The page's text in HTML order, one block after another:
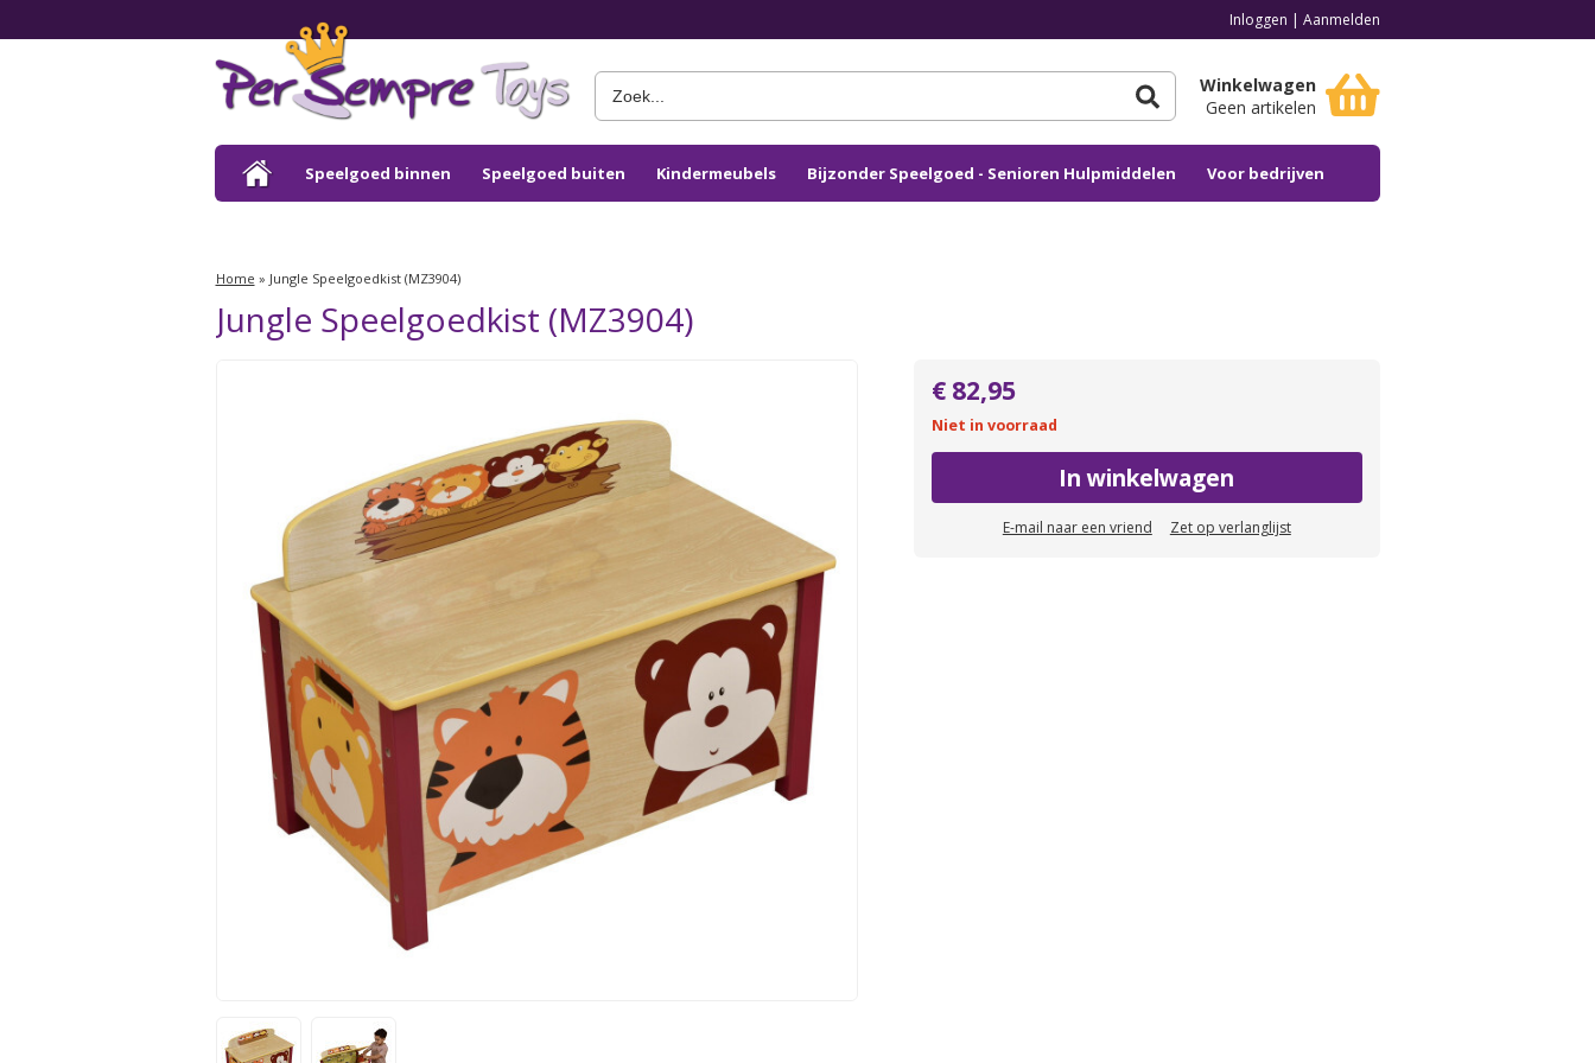
Inloggen | Aanmelden
Winkelwagen
Geen artikelen
Speelgoed binnen Speelgoed buiten Kindermeubels Bijzonder Speelgoed - Senioren Hulpmiddelen Voor bedrijven
Home » Jungle Speelgoedkist (MZ3904)
Jungle Speelgoedkist (MZ3904)
€ 82,95
Niet in voorraad
In winkelwagen
E-mail naar een vriend Zet op verlanglijst